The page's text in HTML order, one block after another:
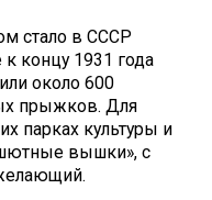
стало в СССР
концу 1931 года
около 600
прыжков. Для
парках культуры и
вышки», с